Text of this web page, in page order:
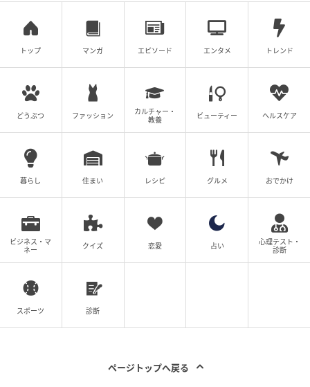
個性派】
ラリサ・カッツ｜2015年
真紅の花びらのようなモチーフが大きく広がる、圧巻
のステートメントピース。装い全体を赤でまとめるこ
とで、ドラマティックな存在感がいっそう際立ってい
ます。
トップ マンガ エピソード エンタメ トレンド
どうぶつ ファッション
カルチャー・
教養
ビューティー ヘルスケア
暮らし 住まい レシピ グルメ おでかけ
ビジネス・マ
ネー
クイズ 恋愛 占い
心理テスト・
診断
スポーツ 診断
ページトップへ戻る